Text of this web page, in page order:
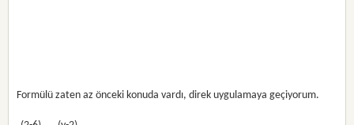
Formülü zaten az önceki konuda vardı, direk uygulamaya geçiyorum.